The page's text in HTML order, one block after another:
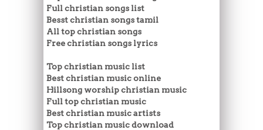
Full christian songs list
Besst christian songs tamil
All top christian songs
Free christian songs lyrics
Top christian music list
Best christian music online
Hillsong worship christian music
Full top christian music
Best christian music artists
Top christian music download